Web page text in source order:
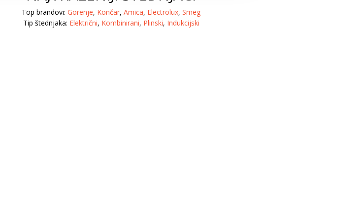
Top brandovi: Gorenje, Končar, Amica, Electrolux, Smeg
Tip štednjaka: Električni, Kombinirani, Plinski, Indukcijski